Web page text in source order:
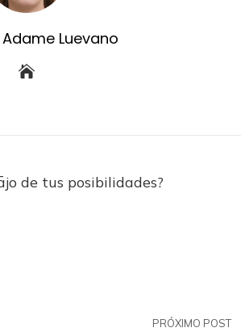
Luevano
de tus posibilidades?
PRÓXIMO POST